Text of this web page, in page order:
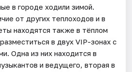
в городе ходили зимой.
от других теплоходов и в
находятся также в тёплом
в двух VIP-зонах с
Одна из них находится в
и ведущего, вторая в